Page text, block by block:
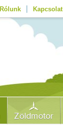
Rólunk Kapcsolat
Zöldmotor